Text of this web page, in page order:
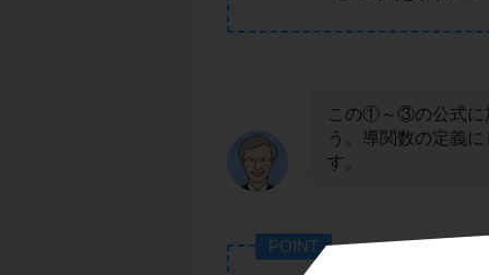
この①～③の公式に
う。導関数の定義
す。
POINT